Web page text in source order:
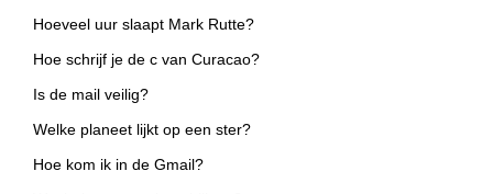
Hoeveel uur slaapt Mark Rutte?
Hoe schrijf je de c van Curacao?
Is de mail veilig?
Welke planeet lijkt op een ster?
Hoe kom ik in de Gmail?